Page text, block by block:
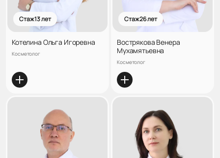
Стаж 13 лет
Котелина Ольга Игоревна
Косметолог
Стаж 26 лет
Вострякова Венера
Мухамятьевна
Косметолог